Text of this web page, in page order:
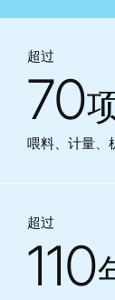
超过
70
喂料、计量、
超过
110